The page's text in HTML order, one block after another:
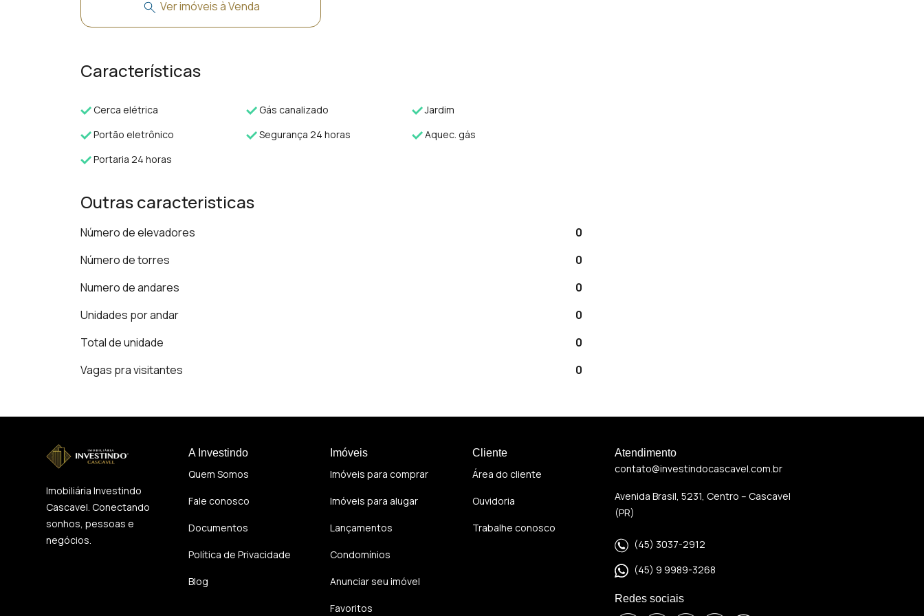
Ver imóveis à Venda
Características
Cerca elétrica Gás canalizado
Jardim
Portão eletrônico
Segurança 24 horas
Aquec. gás
Portaria 24 horas
Outras caracteristicas
Número de elevadores
0
Número de torres
0
Numero de andares
0
Unidades por andar
0
Total de unidade
0
Vagas pra visitantes
0
Imobiliária Investindo
Cascavel. Conectando
sonhos, pessoas e
negócios.
A Investindo
Quem Somos
Fale conosco
Documentos
Política de Privacidade
Blog
Imóveis
Imóveis para comprar
Imóveis para alugar
Lançamentos
Condomínios
Anunciar seu imóvel
Favoritos
Cliente
Área do cliente
Ouvidoria
Trabalhe conosco
Atendimento
contato@investindocascavel.com.br
Avenida Brasil, 5231, Centro – Cascavel
(PR)
(45) 3037-2912
(45) 9 9989-3268
Redes sociais